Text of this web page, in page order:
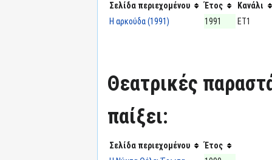
Σελίδα περιεχομένου Έτος
Κανάλι
Η αρκούδα (1991)
1991 ΕΤ1
Θεατρικές
παίξει:
Σελίδα περιεχομένου
Έτος